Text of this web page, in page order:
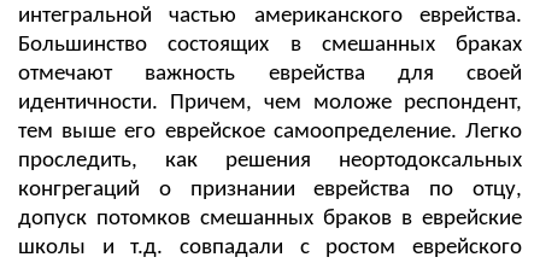
интегральной частью американского еврейства.
Большинство состоящих в смешанных браках
отмечают важность еврейства для своей
идентичности. Причем, чем моложе респондент,
тем выше его еврейское самоопределение. Легко
проследить, как решения неортодоксальных
конгрегаций о признании еврейства по отцу,
допуск потомков смешанных браков в еврейские
школы и т.д. совпадали с ростом еврейского